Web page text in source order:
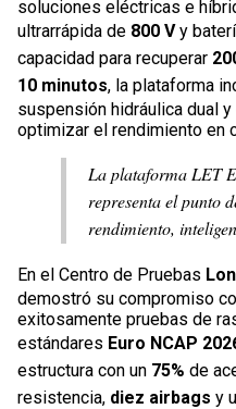
soluciones eléctricas e
ultrarrápida de 800 Vy
capacidad para recuperar
10 minutos, la plataforma
suspensión hidráulica dual
optimizar el rendimiento en
La plataforma LET
representa el punto
rendimiento,
En el Centro de Pruebas
demostró su compromiso
exitosamente pruebas de
estándares Euro NCAP
estructura con un 75% de
resistencia, diez airbags y